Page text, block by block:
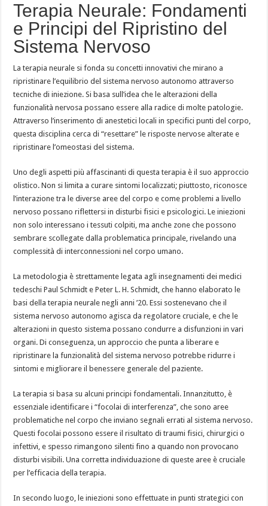
Terapia Neurale: Fondamenti
e Principi del Ripristino del
Sistema Nervoso
La terapia neurale si fonda su concetti innovativi che mirano a
ripristinare l’equilibrio del sistema nervoso autonomo attraverso
tecniche di iniezione. Si basa sull’idea che le alterazioni della
funzionalità nervosa possano essere alla radice di molte patologie.
Attraverso l’inserimento di anestetici locali in specifici punti del corpo,
questa disciplina cerca di “resettare” le risposte nervose alterate e
ripristinare l’omeostasi del sistema.
Uno degli aspetti più affascinanti di questa terapia è il suo approccio
olistico. Non si limita a curare sintomi localizzati; piuttosto, riconosce
l’interazione tra le diverse aree del corpo e come problemi a livello
nervoso possano riflettersi in disturbi fisici e psicologici. Le iniezioni
non solo interessano i tessuti colpiti, ma anche zone che possono
sembrare scollegate dalla problematica principale, rivelando una
complessità di interconnessioni nel corpo umano.
La metodologia è strettamente legata agli insegnamenti dei medici
tedeschi Paul Schmidt e Peter L. H. Schmidt, che hanno elaborato le
basi della terapia neurale negli anni ’20. Essi sostenevano che il
sistema nervoso autonomo agisca da regolatore cruciale, e che le
alterazioni in questo sistema possano condurre a disfunzioni in vari
organi. Di conseguenza, un approccio che punta a liberare e
ripristinare la funzionalità del sistema nervoso potrebbe ridurre i
sintomi e migliorare il benessere generale del paziente.
La terapia si basa su alcuni principi fondamentali. Innanzitutto, è
essenziale identificare i “focolai di interferenza”, che sono aree
problematiche nel corpo che inviano segnali errati al sistema nervoso.
Questi focolai possono essere il risultato di traumi fisici, chirurgici o
infettivi, e spesso rimangono silenti fino a quando non provocano
disturbi visibili. Una corretta individuazione di queste aree è cruciale
per l’efficacia della terapia.
In secondo luogo, le iniezioni sono effettuate in punti strategici con